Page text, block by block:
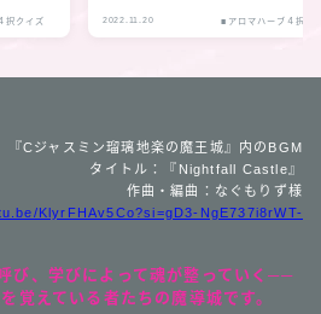
択クイズ 2022.11.20 ■アロマハーブ４択ク
『Cジャスミン瑠璃地楽の魔王城』内のBGM
タイトル：『Nightfall Castle』
作曲・編曲：なぐもりず様
KlyrFHAv5Co?si=gD3-NgE737i8rWT-
び、学びによって魂が整っていく──
覚えている者たちの魔導城です。